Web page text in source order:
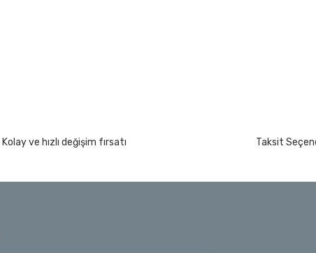
Kolay ve hızlı değişim fırsatı Taksit